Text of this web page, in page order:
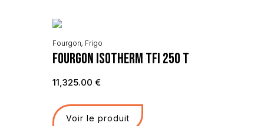
Fourgon, Frigo
Fourgon Isotherm TFI 250 T
11,325.00 €
Voir le produit